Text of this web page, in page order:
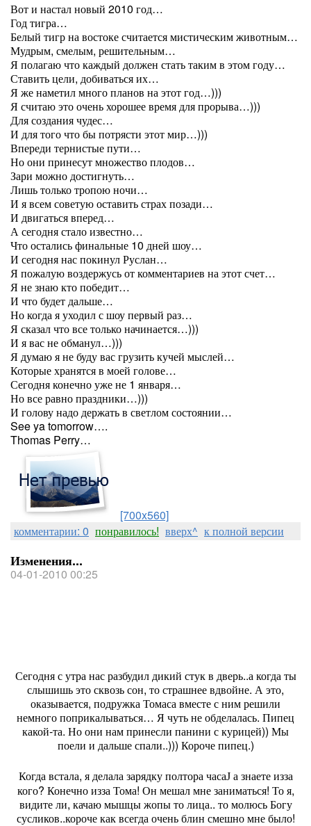
Вот и настал новый 2010 год…
Год тигра…
Белый тигр на востоке считается мистическим животным…
Мудрым, смелым, решительным…
Я полагаю что каждый должен стать таким в этом году…
Ставить цели, добиваться их…
Я же наметил много планов на этот год…)))
Я считаю это очень хорошее время для прорыва…)))
Для создания чудес…
И для того что бы потрясти этот мир…)))
Впереди тернистые пути…
Но они принесут множество плодов…
Зари можно достигнуть…
Лишь только тропою ночи…
И я всем советую оставить страх позади…
И двигаться вперед…
А сегодня стало известно…
Что остались финальные 10 дней шоу…
И сегодня нас покинул Руслан…
Я пожалую воздержусь от комментариев на этот счет…
Я не знаю кто победит…
И что будет дальше…
Но когда я уходил с шоу первый раз…
Я сказал что все только начинается…)))
И я вас не обманул…)))
Я думаю я не буду вас грузить кучей мыслей…
Которые хранятся в моей голове…
Сегодня конечно уже не 1 января…
Но все равно праздники…)))
И голову надо держать в светлом состоянии…
See ya tomorrow….
Thomas Perry…
[700x560]
комментарии: 0 понравилось! вверх^ к полной версии
Изменения...
04-01-2010 00:25
Сегодня с утра нас разбудил дикий стук в дверь..а когда ты
слышишь это сквозь сон, то страшнее вдвойне. А это,
оказывается, подружка Томаса вместе с ним решили
немного поприкалываться… Я чуть не обделалась. Пипец
какой-та. Но они нам принесли панини с курицей)) Мы
поели и дальше спали..))) Короче пипец.)
Когда встала, я делала зарядку полтора часаJа знаете изза
кого? Конечно изза Тома! Он мешал мне заниматься! То я,
видите ли, качаю мышцы жопы то лица.. то молюсь Богу
сусликов..короче как всегда очень блин смешно мне было!